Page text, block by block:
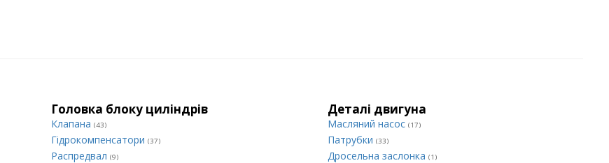
Головка блоку циліндрів
Клапана (43)
Гідрокомпенсатори (37)
Распредвал (9)
Деталі двигуна
Масляний насос (17)
Патрубки (33)
Дросельна заслонка (1)